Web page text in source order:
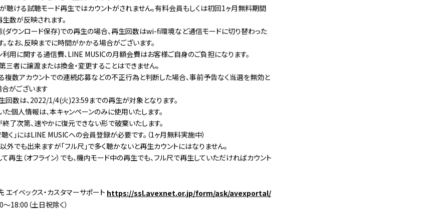
ける試聴モード再生ではカウントがされません。有料会員もしくは初回1ヶ月無料期間
数が反映されます。
ダウンロード保存)での再生の場合、再生回数はwi-fi環境など通信モードに切り替わった
なお、反映までに時間がかかる場合がございます。
用に関する通信費、LINE MUSICの月額会費はお客様ご自身のご負担になります。
者に譲渡または換金・変更することはできません。
数アカウントでの連続応募などの不正行為と判断した場合、事前予告なく当選を無効と
合がございます
数は、2022/1/4(火)23:59までの再生が対象となります。
個人情報は、本キャンペーンのみに使用いたします。
了次第、速やかに復元できない形で破棄いたします。
く」にはLINE MUSICへの会員登録が必要です。（1ヶ月無料実施中）
でも出来ますが「フル尺」で多く聴かないと再生カウントにはなりません。
再生（オフライン）でも、機内モード中の再生でも、フル尺で再生していただければカウント
イベックス・カスタマーサポート https://ssl.avexnet.or.jp/form/ask/avexportal/
18:00（土日祝除く）